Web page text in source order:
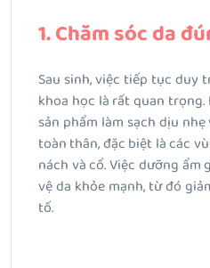
1. Chăm sóc da
Sau sinh, việc tiếp tục duy
khoa học là rất quan
sản phẩm làm sạch dịu
toàn thân, đặc biệt là các
nách và cổ. Việc dưỡng
vệ da khỏe mạnh, từ đó
tố.